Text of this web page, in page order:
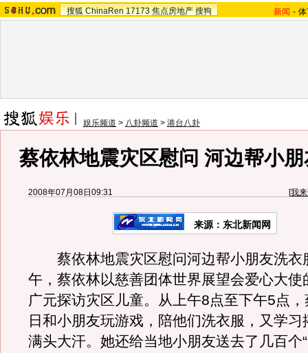
搜狐 ChinaRen 17173 焦点房地产 搜狗 新闻 -
娱乐频道 > 八卦频道 > 港台八卦
蔡依林地震灾区慰问 河边帮小
2008年07月08日09:31 [我
来源：东北新闻网
蔡依林地震灾区慰问河边帮小朋友洗衣
午，蔡依林以慈善团体世界展望会爱心大使
广元探访灾区儿童。从上午8点至下午5点
日和小朋友玩游戏，陪他们洗衣服，又学习
满头大汗。她还给当地小朋友送去了几百个